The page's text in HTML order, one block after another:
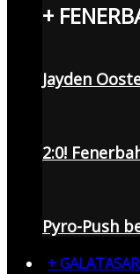
+
Jayden
2:0!
Pyro-Push
+